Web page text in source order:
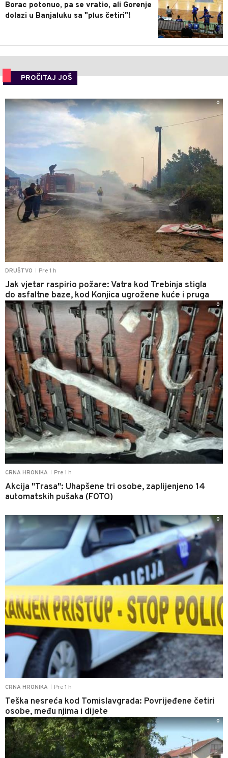
Borac potonuo, pa se vratio, ali Gorenje
dolazi u Banjaluku sa "plus četiri"!
PROČITAJ JOŠ
DRUŠTVO Pre 1 h
Jak vjetar raspirio požare: Vatra kod Trebinja stigla
do asfaltne baze, kod Konjica ugrožene kuće i pruga
0
CRNA HRONIKA Pre 1 h
Akcija "Trasa": Uhapšene tri osobe, zaplijenjeno 14
automatskih pušaka (FOTO)
0
CRNA HRONIKA Pre 1 h
Teška nesreća kod Tomislavgrada: Povrijeđene četiri
osobe, među njima i dijete
0
0